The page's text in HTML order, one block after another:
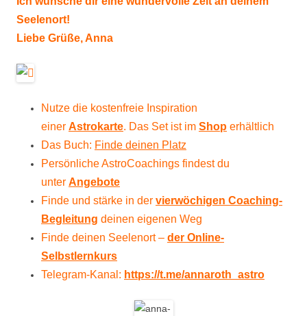
Seelenort!
Liebe Grüße, Anna
Nutze die kostenfreie Inspiration
einer Astrokarte. Das Set ist im Shop erhältlich
Das Buch: Finde deinen Platz
Persönliche AstroCoachings findest du
unter Angebote
Finde und stärke in der vierwöchigen Coaching-
Begleitung deinen eigenen Weg
Finde deinen Seelenort – der Online-
Selbstlernkurs
Telegram-Kanal: https://t.me/annaroth_astro